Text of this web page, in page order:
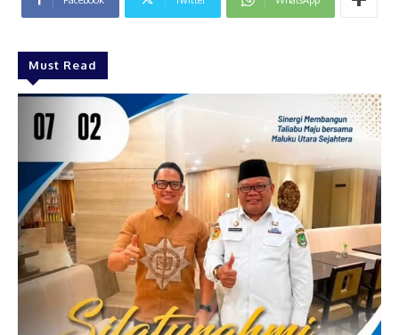
Must Read